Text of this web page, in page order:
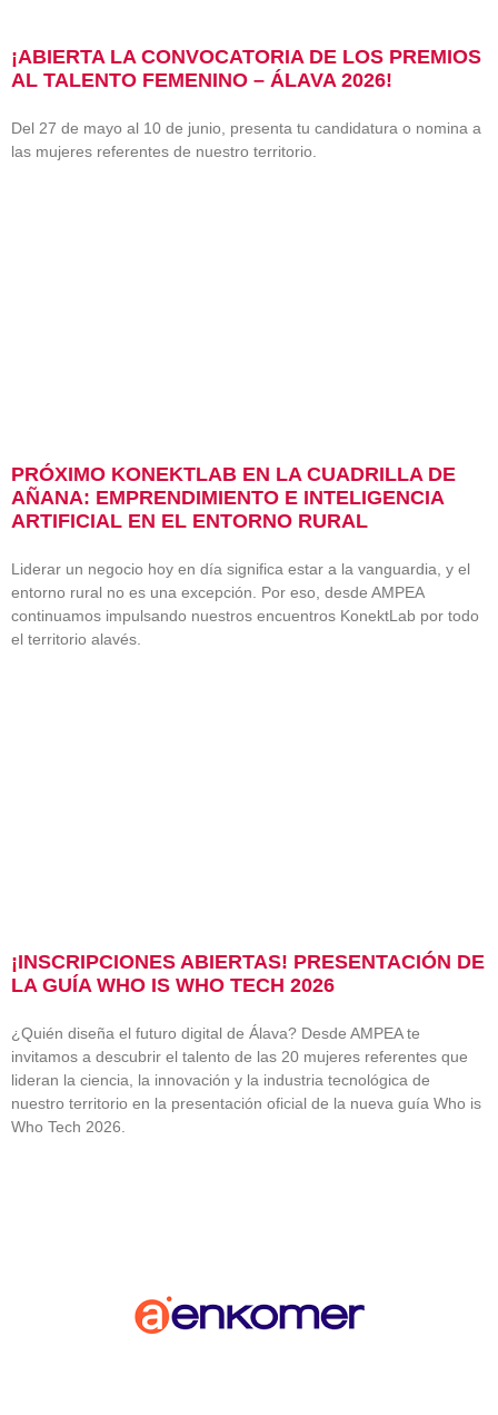
¡ABIERTA LA CONVOCATORIA DE LOS PREMIOS
AL TALENTO FEMENINO – ÁLAVA 2026!
Del 27 de mayo al 10 de junio, presenta tu candidatura o nomina a
las mujeres referentes de nuestro territorio.
PRÓXIMO KONEKTLAB EN LA CUADRILLA DE
AÑANA: EMPRENDIMIENTO E INTELIGENCIA
ARTIFICIAL EN EL ENTORNO RURAL
Liderar un negocio hoy en día significa estar a la vanguardia, y el
entorno rural no es una excepción. Por eso, desde AMPEA
continuamos impulsando nuestros encuentros KonektLab por todo
el territorio alavés.
¡INSCRIPCIONES ABIERTAS! PRESENTACIÓN DE
LA GUÍA WHO IS WHO TECH 2026
¿Quién diseña el futuro digital de Álava? Desde AMPEA te
invitamos a descubrir el talento de las 20 mujeres referentes que
lideran la ciencia, la innovación y la industria tecnológica de
nuestro territorio en la presentación oficial de la nueva guía Who is
Who Tech 2026.